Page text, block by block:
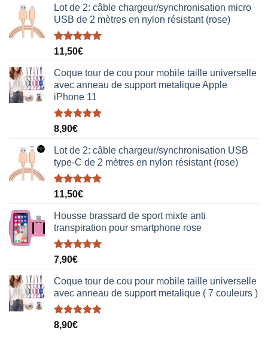
38,00€.19,00€.
Lot de 2: câble chargeur/synchronisation micro
USB de 2 mètres en nylon résistant (rose)
Note5.00
11,50€
Coque tour de cou pour mobile taille universelle
avec anneau de support metalique Apple
iPhone 11
Note5.00
8,90€
Lot de 2: câble chargeur/synchronisation USB
type-C de 2 mètres en nylon résistant (rose)
Note5.00
11,50€
Housse brassard de sport mixte anti
transpiration pour smartphone rose
Note5.00
7,90€
Coque tour de cou pour mobile taille universelle
avec anneau de support metalique ( 7 couleurs )
Note5.00
8,90€